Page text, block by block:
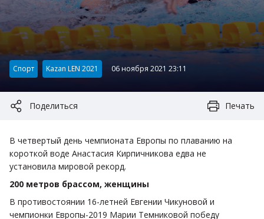
Категория:
Спорт Kazan LEN 2021 06 ноября 2021 23:11
Поделиться Печать
В четвертый день чемпионата Европы по плаванию на
короткой воде Анастасия Кирпичникова едва не
установила мировой рекорд.
200 метров брассом, женщины
В противостоянии 16-летней Евгении Чикуновой и
чемпионки Европы-2019 Марии Темниковой победу